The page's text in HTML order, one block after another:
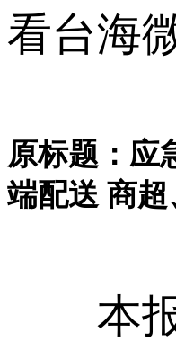
看台海
原标题：应
端配送 商
本报